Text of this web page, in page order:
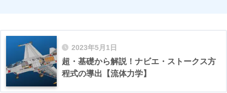
2023年5月1日
超・基礎から解説！ナビエ・ストークス方
程式の導出【流体力学】